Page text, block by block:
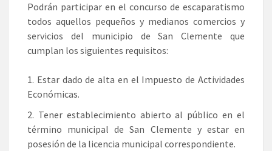
Podrán participar en el concurso de escaparatismo
todos aquellos pequeños y medianos comercios y
servicios del municipio de San Clemente que
cumplan los siguientes requisitos:
Estar dado de alta en el Impuesto de Actividades
Económicas.
Tener establecimiento abierto al público en el
término municipal de San Clemente y estar en
posesión de la licencia municipal correspondiente.